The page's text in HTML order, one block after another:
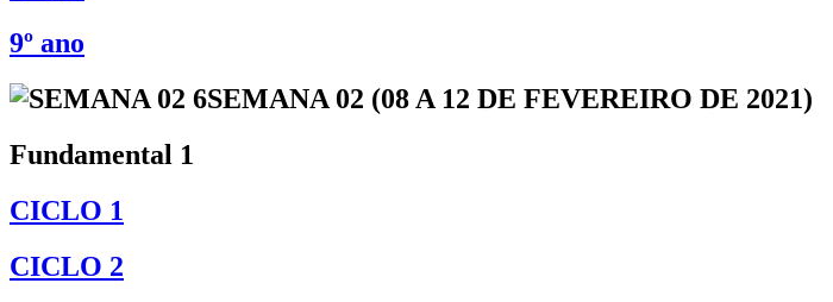
9º ano
SEMANA 02 (08 A 12 DE FEVEREIRO DE 2021)
Fundamental 1
CICLO 1
CICLO 2